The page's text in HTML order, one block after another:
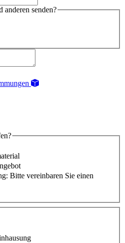
anderen senden?
Bitte vereinbaren Sie einen